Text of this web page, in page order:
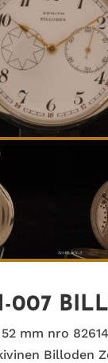
007
mm nro
Billoden